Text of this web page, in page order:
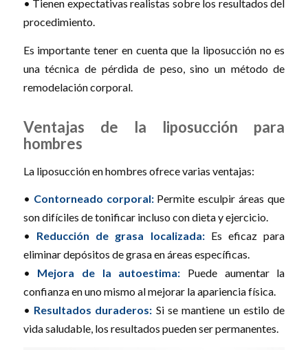
• Tienen expectativas realistas sobre los resultados del
procedimiento.
Es importante tener en cuenta que la liposucción no es
una técnica de pérdida de peso, sino un método de
remodelación corporal.
Ventajas de la liposucción para
hombres
La liposucción en hombres ofrece varias ventajas:
• Contorneado corporal:Permite esculpir áreas que
son difíciles de tonificar incluso con dieta y ejercicio.
• Reducción de grasa localizada:Es eficaz para
eliminar depósitos de grasa en áreas específicas.
• Mejora de la autoestima: Puede aumentar la
confianza en uno mismo al mejorar la apariencia física.
• Resultados duraderos: Si se mantiene un estilo de
vida saludable, los resultados pueden ser permanentes.